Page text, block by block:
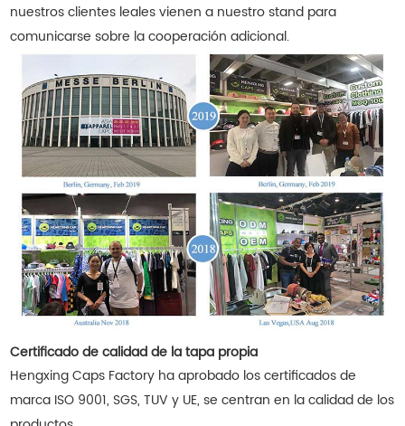
nuestros clientes leales vienen a nuestro stand para
comunicarse sobre la cooperación adicional.
Certificado de calidad de la tapa propia
Hengxing Caps Factory ha aprobado los certificados de
marca ISO 9001, SGS, TUV y UE, se centran en la calidad de los